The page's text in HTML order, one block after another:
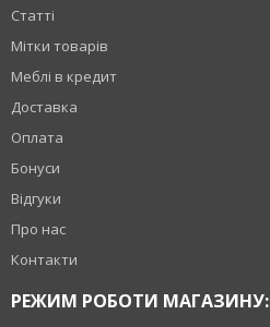
Статті
Мітки товарів
Меблі в кредит
Доставка
Оплата
Бонуси
Відгуки
Про нас
Контакти
РЕЖИМ РОБОТИ МАГАЗИНУ: